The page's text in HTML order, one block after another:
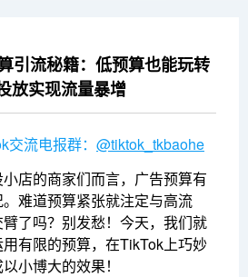
引流秘籍：低预算也能玩转
放实现流量暴增
流电报群： @tiktok_tkbaohe
店的商家们而言，广告预算有
难道预算紧张就注定与高流
了吗？别发愁！今天，我们就
有限的预算，在TikTok上巧妙
小博大的效果！